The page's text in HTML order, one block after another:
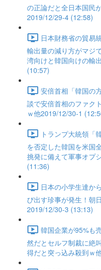
の正論だと全日本国
2019/12/29-4 (12:58)
日本財務省の貿易
輸出量の減り方がマジ
湾向けと韓国向けの輸
(10:57)
安倍首相「韓国の
談で安倍首相のファク
ｗ他2019/12/30-1
トランプ大統領「
を否定した韓国を米国
挑発に備えて軍事オプ
(11:36)
日本の小学生達か
び出す珍事が発生！朝
2019/12/30-3 (13:13)
韓国企業が95%も
然だとセルフ制裁に絶
得だと突っ込み殺到ｗ